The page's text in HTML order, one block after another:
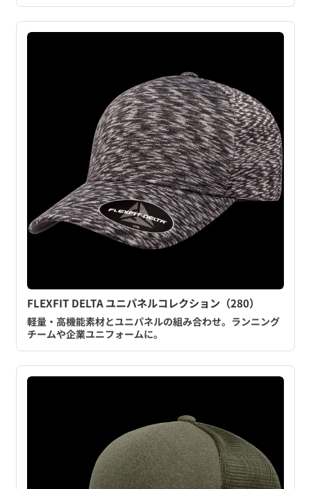
FLEXFIT DELTA ユニパネルコレクション（280）
軽量・高機能素材とユニパネルの組み合わせ。ランニング
チームや企業ユニフォームに。